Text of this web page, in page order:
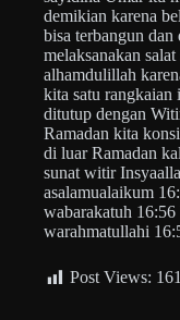
Post Views: 161